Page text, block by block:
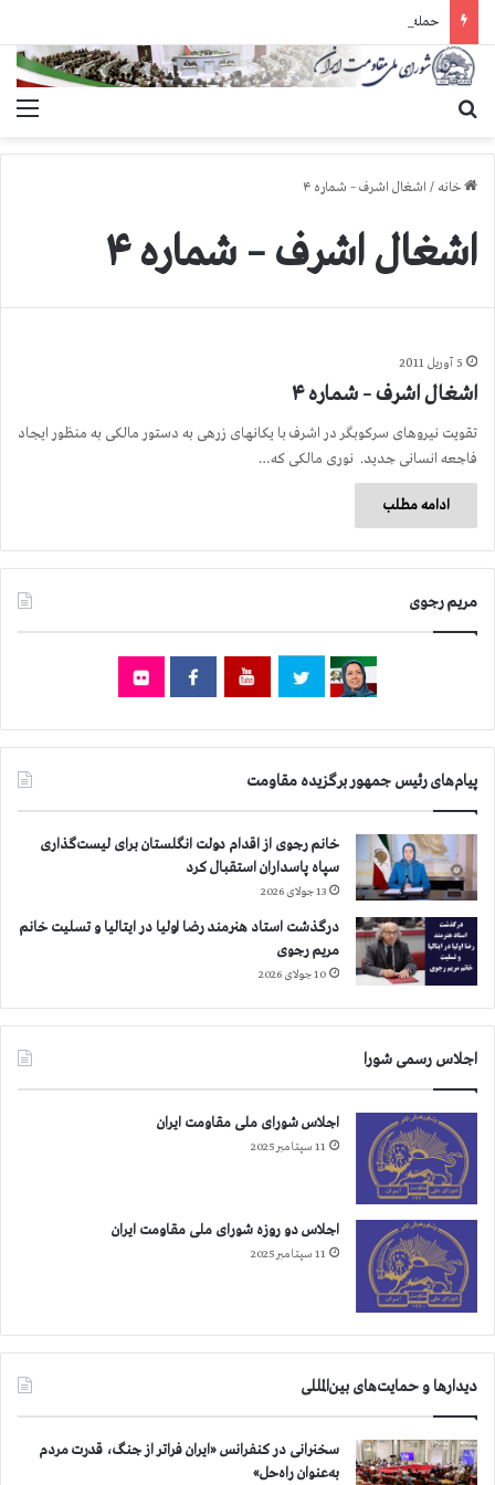
خانه / اشغال اشرف – شماره ۴
اشغال اشرف – شماره ۴
5 آوریل 2011
اشغال اشرف – شماره ۴
تقویت نیروهای سرکوبگر در اشرف با یکانهای زرهی به دستور مالکی به منظور ایجاد
فاجعه انسانی جدید. نوری مالکی که…
ادامه مطلب
مریم رجوی
پیام‌های رئیس جمهور برگزیده مقاومت
خانم رجوی از اقدام دولت انگلستان برای لیست‌گذاری
سپاه پاسداران استقبال کرد
13 جولای 2026
درگذشت استاد هنرمند رضا اولیا در ایتالیا و تسلیت خانم
مریم رجوی
10 جولای 2026
اجلاس رسمی شورا
اجلاس شورای ملی مقاومت ایران
11 سپتامبر 2025
اجلاس دو روزه شورای ملی مقاومت ایران
11 سپتامبر 2025
دیدارها و حمایت‌های بین‌المللی
سخنرانی در کنفرانس «ایران فراتر از جنگ، قدرت مردم
به‌عنوان راه‌حل»